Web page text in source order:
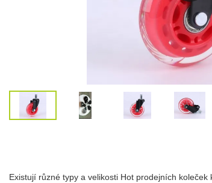
Existují různé typy a velikosti Hot prodejních